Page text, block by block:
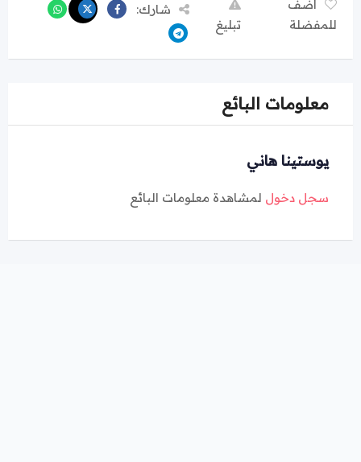
اضف
للمفضلة
تبليغ
شارك:
معلومات البائع
يوستينا هاني
سجل دخول لمشاهدة معلومات البائع